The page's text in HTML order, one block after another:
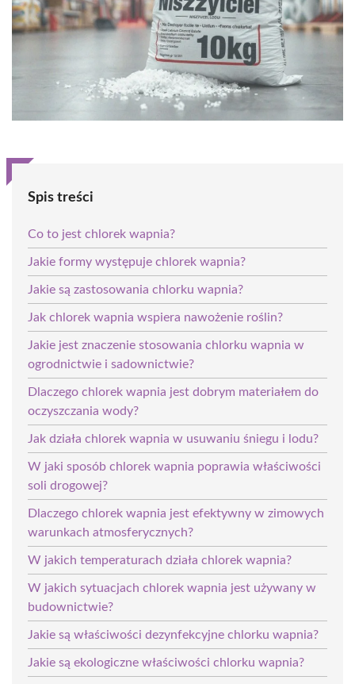
Spis treści
Co to jest chlorek wapnia?
Jakie formy występuje chlorek wapnia?
Jakie są zastosowania chlorku wapnia?
Jak chlorek wapnia wspiera nawożenie roślin?
Jakie jest znaczenie stosowania chlorku wapnia w
ogrodnictwie i sadownictwie?
Dlaczego chlorek wapnia jest dobrym materiałem do
oczyszczania wody?
Jak działa chlorek wapnia w usuwaniu śniegu i lodu?
W jaki sposób chlorek wapnia poprawia właściwości
soli drogowej?
Dlaczego chlorek wapnia jest efektywny w zimowych
warunkach atmosferycznych?
W jakich temperaturach działa chlorek wapnia?
W jakich sytuacjach chlorek wapnia jest używany w
budownictwie?
Jakie są właściwości dezynfekcyjne chlorku wapnia?
Jakie są ekologiczne właściwości chlorku wapnia?